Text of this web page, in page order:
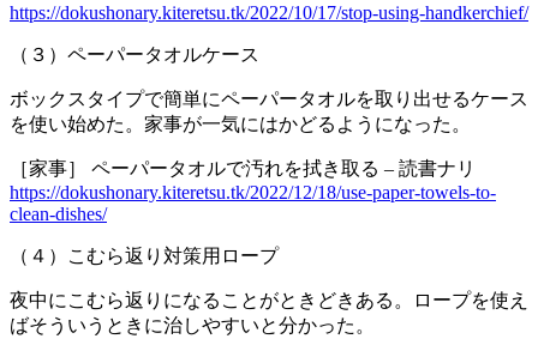
https://dokushonary.kiteretsu.tk/2022/10/17/stop-using-handkerchief/
（３）ペーパータオルケース
ボックスタイプで簡単にペーパータオルを取り出せるケース
を使い始めた。家事が一気にはかどるようになった。
［家事］ ペーパータオルで汚れを拭き取る – 読書ナリ
https://dokushonary.kiteretsu.tk/2022/12/18/use-paper-towels-to-
clean-dishes/
（４）こむら返り対策用ロープ
夜中にこむら返りになることがときどきある。ロープを使え
ばそういうときに治しやすいと分かった。